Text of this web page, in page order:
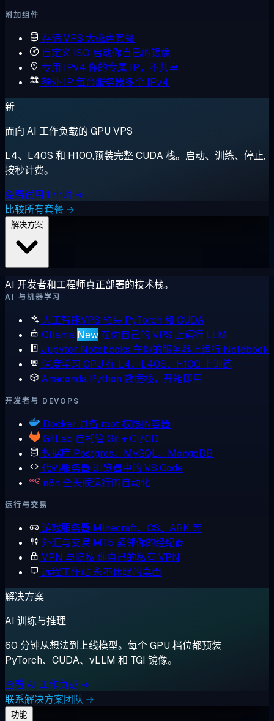
附加组件
存储 VPS 大磁盘套餐
自定义 ISO 启动你自己的镜像
专用 IPv4 你的专属 IP，不共享
额外 IP 每台服务器多个 IPv4
新
面向 AI 工作负载的 GPU VPS
L4、L40S 和 H100,预装完整 CUDA 栈。启动、训练、停止,
按秒计费。
免费试用 1 小时 →
比较所有套餐 →
AI 开发者和工程师真正部署的技术栈。
AI 与机器学习
人工智能VPS 预装 PyTorch 和 CUDA
Ollama New在你自己的 VPS 上运行 LLM
Jupyter Notebooks 在你的服务器上运行 Notebook
深度学习 GPU 在 L4、L40S、H100 上训练
Anaconda Python 数据栈，开箱即用
开发者与 DEVOPS
Docker 具备 root 权限的容器
GitLab 自托管 Git + CI/CD
数据库 Postgres、MySQL、MongoDB
代码服务器 浏览器中的 VS Code
n8n 全天候运行的自动化
运行与交易
游戏服务器 Minecraft、CS、ARK 等
外汇与交易 MT5 紧邻你的经纪商
VPN 与隐私 你自己的私有 VPN
远程工作站 永不休眠的桌面
解决方案
AI 训练与推理
60 分钟从想法到上线模型。每个 GPU 档位都预装
PyTorch、CUDA、vLLM 和 TGI 镜像。
查看 AI 工作负载 →
联系解决方案团队 →